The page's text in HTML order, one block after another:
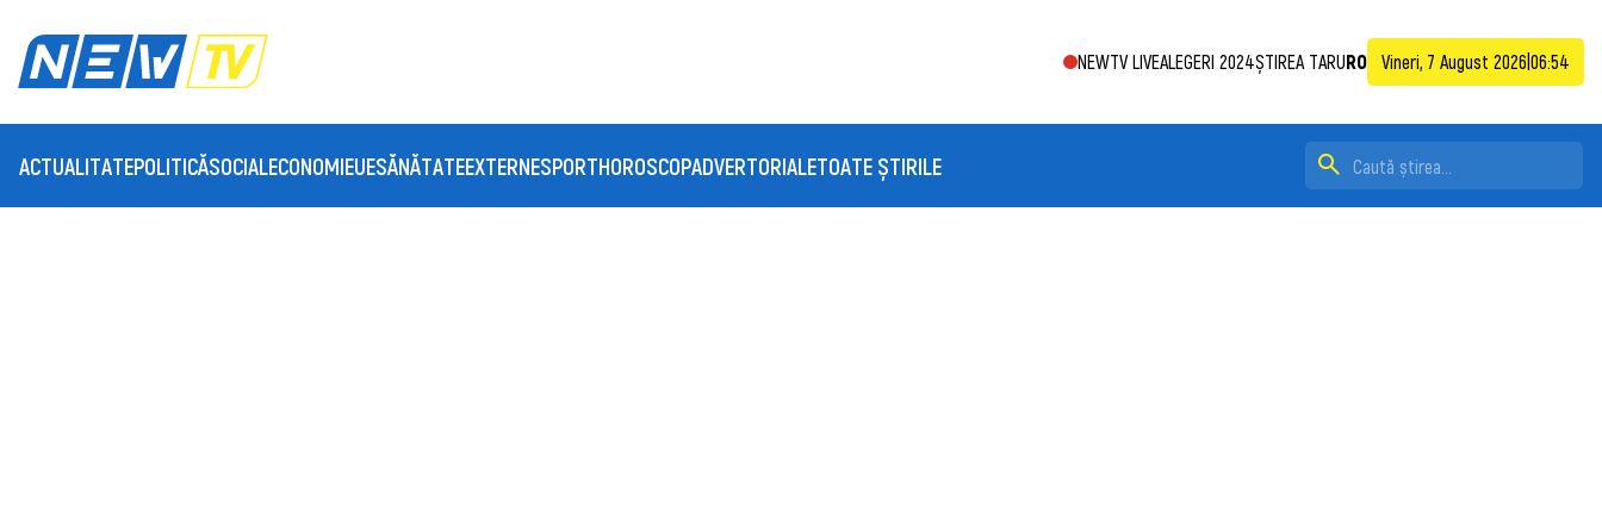
NEWTV LIVEALEGERI 2024ȘTIREA TARURO Vineri, 7 August 2026 06:54
ACTUALITATEPOLITICĂSOCIAL ECONOMIEUESĂNĂTATEEXTERNESPORTHOROSCOPADVERTORIALETOATE ȘTIRILE